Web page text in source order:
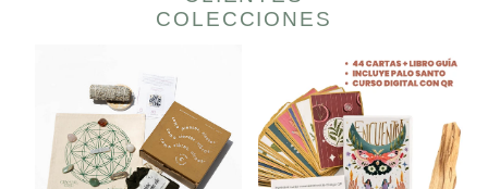
COLECCIONES